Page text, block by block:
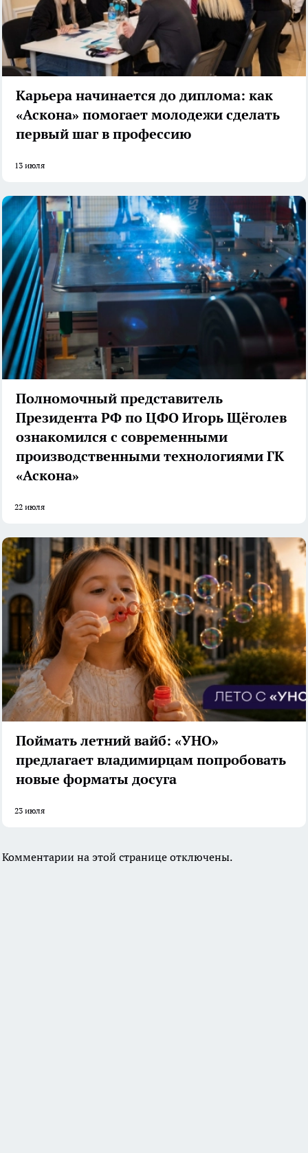
Карьера начинается до диплома: как
«Аскона» помогает молодежи сделать
первый шаг в профессию
13 июля
Полномочный представитель
Президента РФ по ЦФО Игорь Щёголев
ознакомился с современными
производственными технологиями ГК
«Аскона»
22 июля
Поймать летний вайб: «УНО»
предлагает владимирцам попробовать
новые форматы досуга
23 июля
Комментарии на этой странице отключены.